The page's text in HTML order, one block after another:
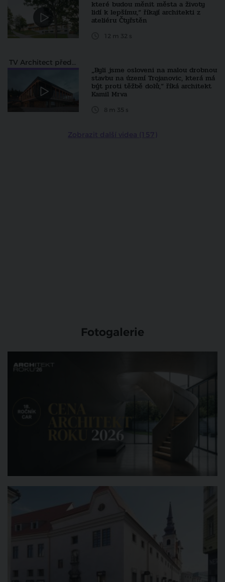
které budou měnit města a životy
lidí k lepšímu,“ říkají architekti z
ateliéru Čtyřstěn
12 m 32 s
TV Architect představuje...
„Byli jsme osloveni na malou drobnou
stavbu na území Trojanovic, která má
být proti těžbě dolů,“ říká architekt
Kamil Mrva
8 m 35 s
Zobrazit další videa (157)
Fotogalerie